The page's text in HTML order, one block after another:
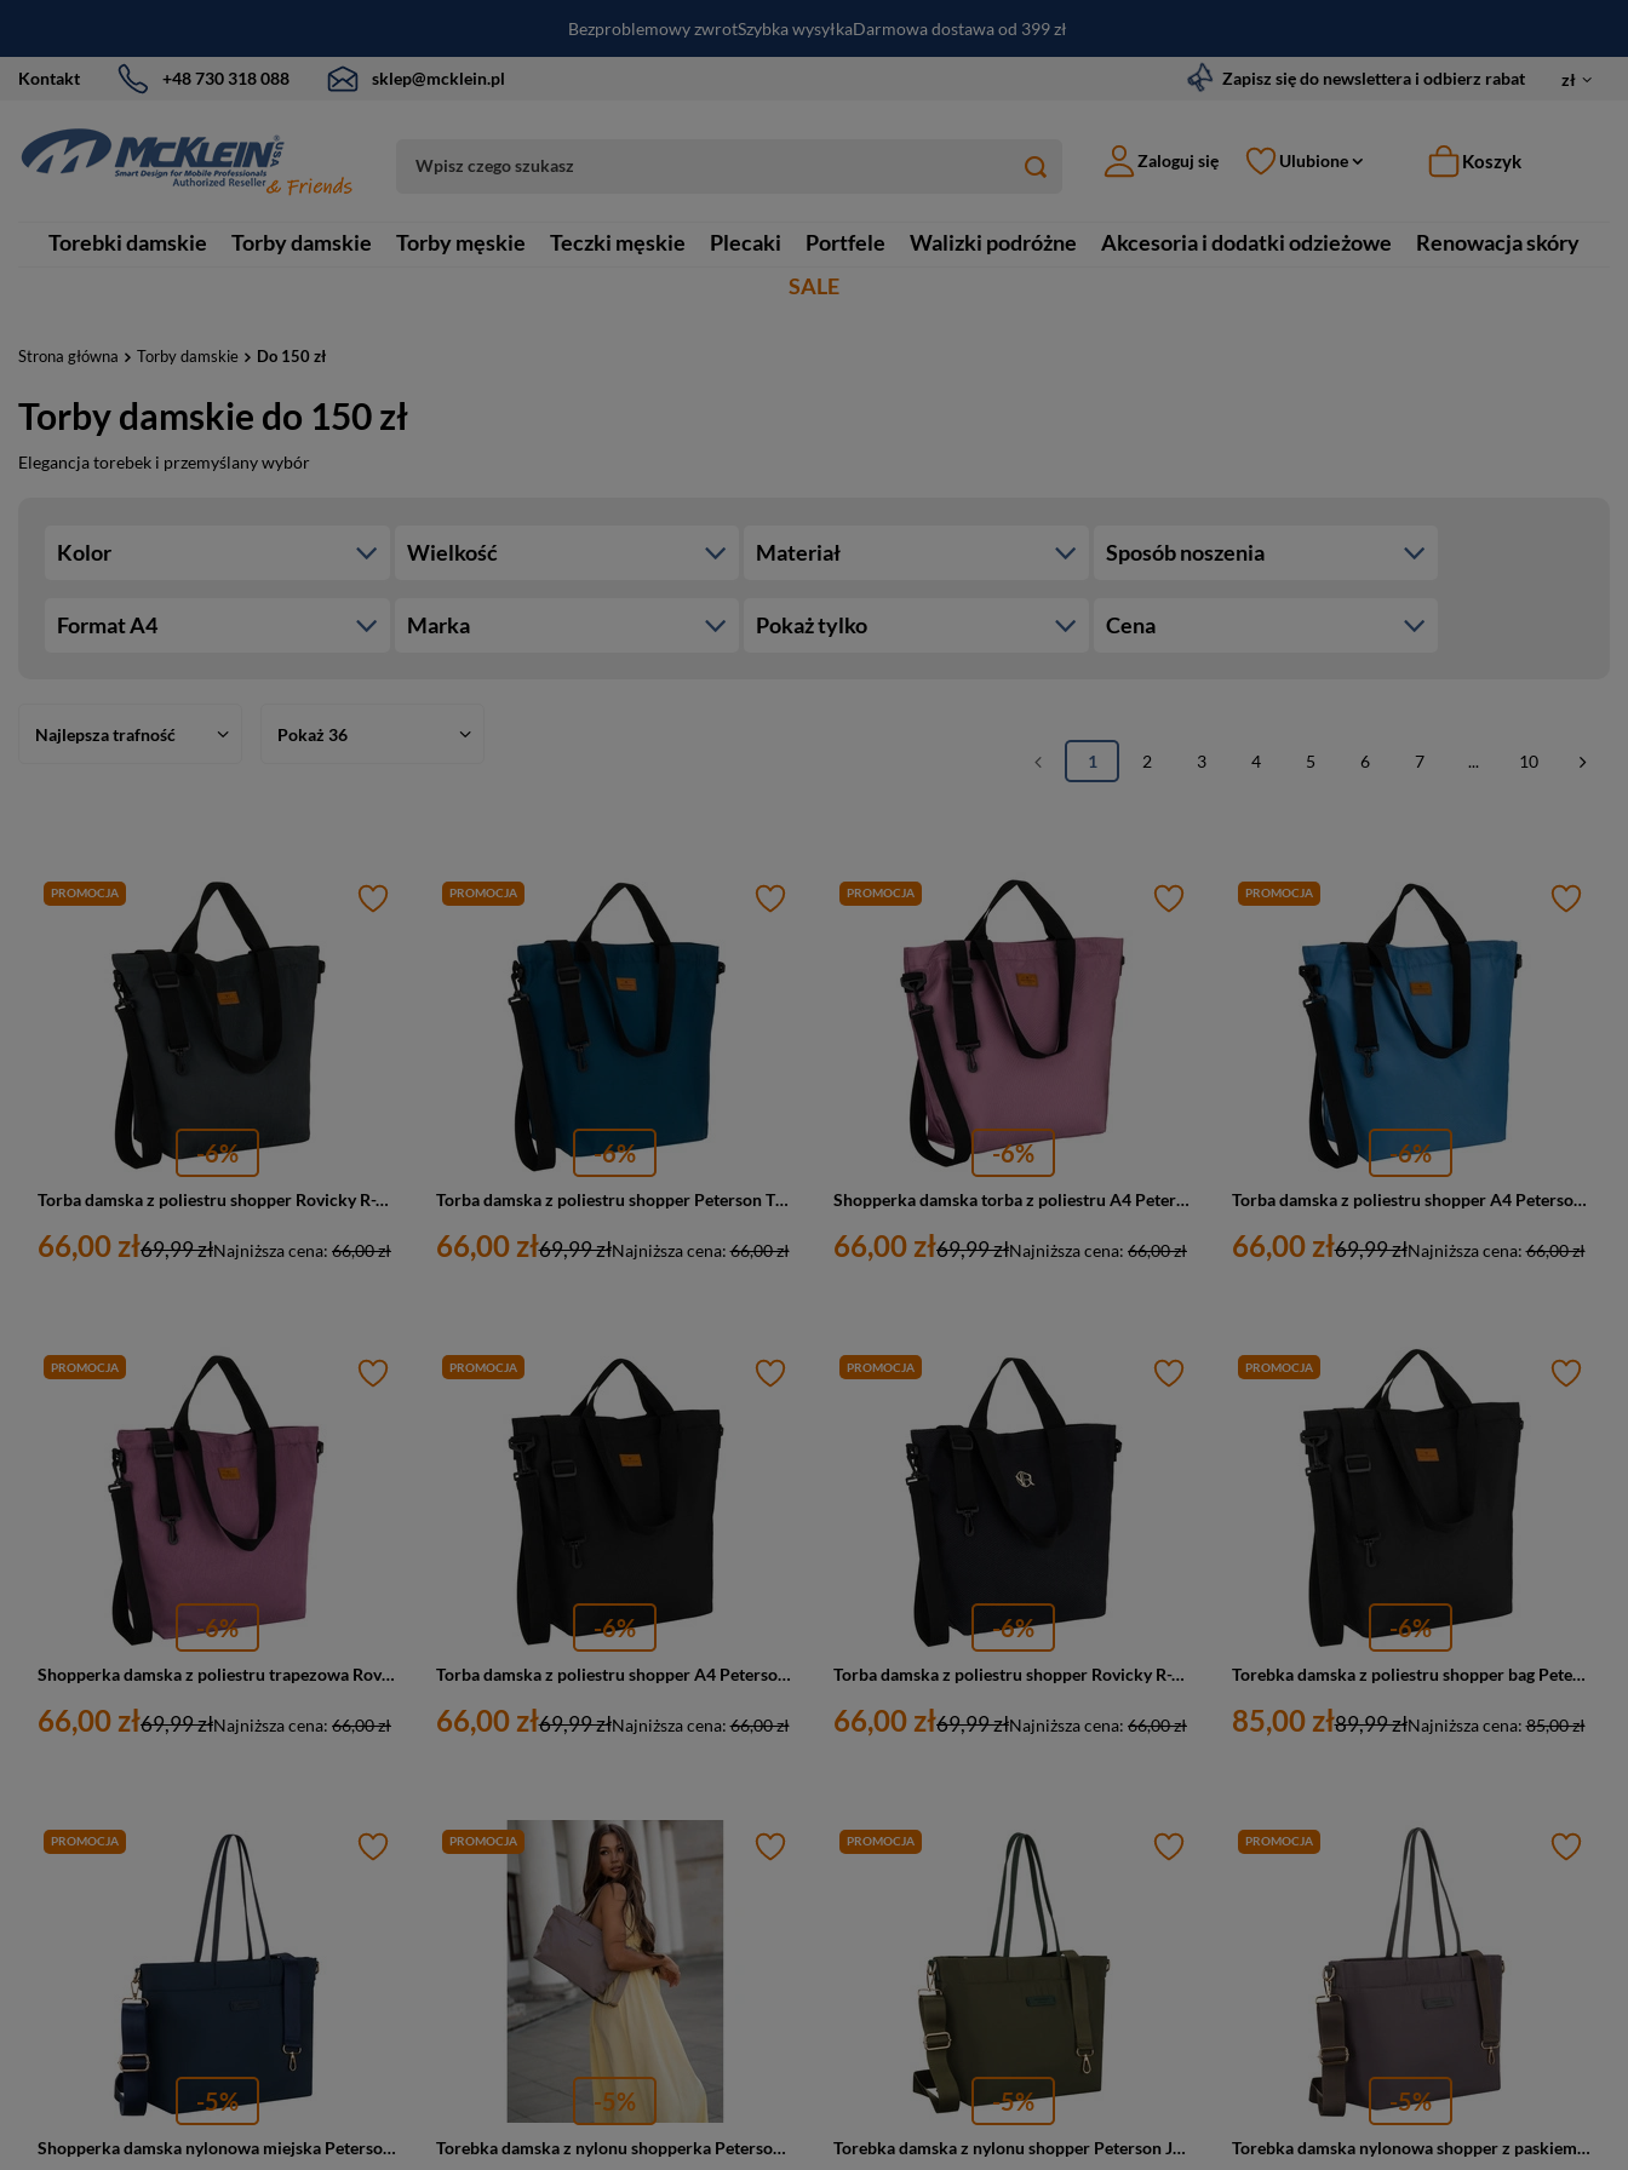
Bezproblemowy zwrotSzybka wysyłkaDarmowa dostawa od 399 zł
Kontakt +48 730 318 088 sklep@mcklein.pl Zapisz się do newslettera i odbierz rabat zł
Zaloguj się Ulubione Koszyk
Torebki damskie Torby damskie Torby męskie Teczki męskie Plecaki Portfele Walizki podróżne Akcesoria i dodatki odzieżowe
Renowacja skóry
SALE
Strona główna Torby damskie Do 150 zł
Torby damskie do 150 zł
Elegancja torebek i przemyślany wybór
Kolor Wielkość Materiał Sposób noszenia
Format A4 Marka Pokaż tylko Cena
Najlepsza trafność
Pokaż 36
1
2 3 4 5 6 7 ... 10
PROMOCJA
-6%
Torba damska z poliestru shopper Rovicky R-TZ15605-ZJ duża A4 szara
66,00 zł Najniższa cena: 66,00 zł
69,99 zł
PROMOCJA
-6%
Torba damska z poliestru shopper Peterson TZ15605D duża A4 turkusowa
66,00 zł Najniższa cena:66,00 zł
69,99 zł
PROMOCJA
-6%
Shopperka damska torba z poliestru A4 Peterson TZ15605D duża różowa
66,00 zł Najniższa cena: 66,00 zł
69,99 zł
PROMOCJA
-6%
Torba damska z poliestru shopper A4 Peterson TZ15605D duża błękitna
66,00 zł Najniższa cena:66,00 zł
69,99 zł
PROMOCJA
-6%
Shopperka damska z poliestru trapezowa Rovicky R-TZ15605-ZJ duża A4 fioletowa
66,00 zł Najniższa cena: 66,00 zł
69,99 zł
PROMOCJA
-6%
Torba damska z poliestru shopper A4 Peterson TZ15605D duża czarna
66,00 zł Najniższa cena:66,00 zł
69,99 zł
PROMOCJA
-6%
Torba damska z poliestru shopper Rovicky R-TZ15605-ZH duża A4 czarna
66,00 zł Najniższa cena: 66,00 zł
69,99 zł
PROMOCJA
-6%
Torebka damska z poliestru shopper bag Peterson TZ15605 duża A4 czarna
85,00 zł Najniższa cena:85,00 zł
89,99 zł
PROMOCJA
-5%
Shopperka damska nylonowa miejska Peterson JN-10 duża A4 granatowa
PROMOCJA
-5%
Torebka damska z nylonu shopperka Peterson JN-10 duża beżowa
PROMOCJA
-5%
Torebka damska z nylonu shopper Peterson JN-10 duża A4 zielona
PROMOCJA
-5%
Torebka damska nylonowa shopper z paskiem regulowanym Peterson JN-10 duża A4 szara